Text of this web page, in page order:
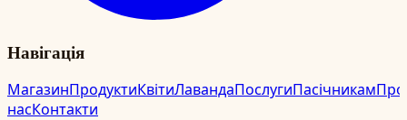
Навігація
МагазинПродуктиКвітиЛавандаПослугиПасічникамПро
насКонтакти